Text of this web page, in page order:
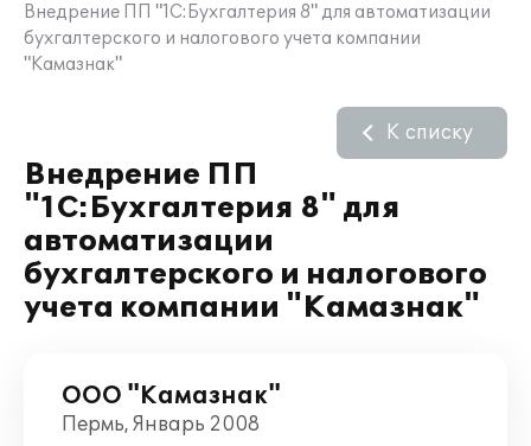
Внедрение ПП "1С:Бухгалтерия 8" для автоматизации
бухгалтерского и налогового учета компании
"Камазнак"
Внедрение ПП
"1С:Бухгалтерия 8" для
автоматизации
бухгалтерского и налогового
учета компании "Камазнак"
К списку
ООО "Камазнак"
Пермь, Январь 2008